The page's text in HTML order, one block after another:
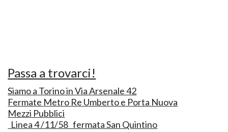
Passa a trovarci!
Siamo a Torino in Via Arsenale 42
Fermate Metro Re Umberto e Porta Nuova
Mezzi Pubblici
Linea 4 /11/58 fermata San Quintino